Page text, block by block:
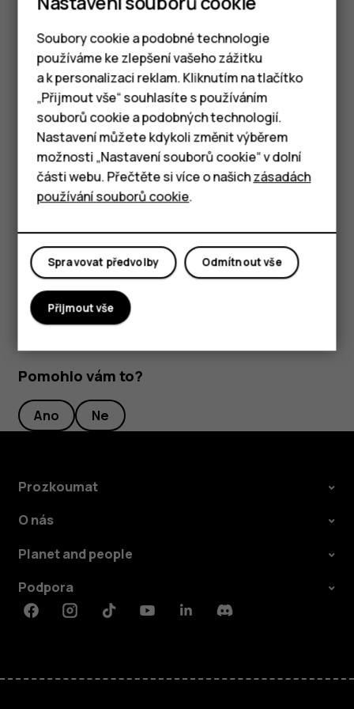
Chytré telefony
Tlačítkové telefony
Tablety
nákladech za data.
Hledání na webu
Hledání Google pomáhá prozkoumávat web a okolní svět.
Hledaná slova můžete psát na klávesnici.
V prohlížeči Chrome:
Klepněte na panel hledání.
Klepněte naarrow_forward.
Hledané slovo si můžete také vybrat z nalezených shod.
Pomohlo vám to?
Ano Ne
Prozkoumat
O nás
Planet and people
Podpora
FacebookInstagramTiktokYoutubeLinkedinDiscord
Soubory cookie a podobné technologie
používáme ke zlepšení vašeho zážitku
a k personalizaci reklam. Kliknutím na tlačítko
„Přijmout vše“ souhlasíte s používáním
souborů cookie a podobných technologií.
Nastavení můžete kdykoli změnit výběrem
možnosti „Nastavení souborů cookie“ v dolní
části webu. Přečtěte si více o našichzásadách
používání souborů cookie.
Odmítnout vše
Spravovat předvolby
Přijmout vše